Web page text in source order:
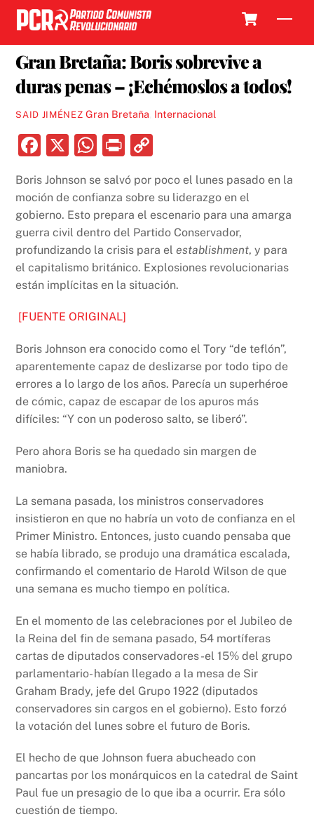
Skip
content
Gran Bretaña: Boris sobrevive a
duras penas – ¡Echémoslos a todos!
SAID JIMÉNEZ Gran Bretaña Internacional
F
c
e
b
o
o
X
W
at
s
A
p
p
P
nt p
y
Li
n
k
Boris Johnson se salvó por poco el lunes pasado en la
moción de confianza sobre su liderazgo en el
gobierno. Esto prepara el escenario para una amarga
guerra civil dentro del Partido Conservador,
profundizando la crisis para elestablishment, y para
el capitalismo británico. Explosiones revolucionarias
están implícitas en la situación.
[FUENTE ORIGINAL]
Boris Johnson era conocido como el Tory “de teflón”,
aparentemente capaz de deslizarse por todo tipo de
errores a lo largo de los años. Parecía un superhéroe
de cómic, capaz de escapar de los apuros más
difíciles: “Y con un poderoso salto, se liberó”.
Pero ahora Boris se ha quedado sin margen de
maniobra.
La semana pasada, los ministros conservadores
insistieron en que no habría un voto de confianza en el
Primer Ministro. Entonces, justo cuando pensaba que
se había librado, se produjo una dramática escalada,
confirmando el comentario de Harold Wilson de que
una semana es mucho tiempo en política.
En el momento de las celebraciones por el Jubileo de
la Reina del fin de semana pasado, 54 mortíferas
cartas de diputados conservadores -el 15% del grupo
parlamentario- habían llegado a la mesa de Sir
Graham Brady, jefe del Grupo 1922 (diputados
conservadores sin cargos en el gobierno). Esto forzó
la votación del lunes sobre el futuro de Boris.
El hecho de que Johnson fuera abucheado con
pancartas por los monárquicos en la catedral de Saint
Paul fue un presagio de lo que iba a ocurrir. Era sólo
cuestión de tiempo.